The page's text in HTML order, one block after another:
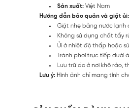
Sản xuất: Việt Nam
Hướng dẫn bảo quản và giặt ủi:
Giặt nhẹ bằng nước lạnh
Không sử dụng chất tẩy
Ủi ở nhiệt độ thấp hoặc
Tránh phơi trực tiếp dưới
Lưu trữ áo ở nơi khô ráo,
Lưu ý: Hình ảnh chỉ mang tính